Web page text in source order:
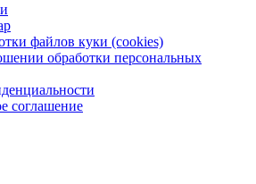
файлов куки (cookies)
обработки персональных
соглашение